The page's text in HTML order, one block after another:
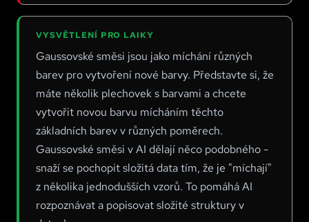
Grid computing–Grid Computing
Grok –Grok
VYSVĚTLENÍ PRO LAIKY
Gaussovské směsi jsou jako míchání různých
barev pro vytvoření nové barvy. Představte si, že
máte několik plechovek s barvami a chcete
vytvořit novou barvu mícháním těchto
základních barev v různých poměrech.
Gaussovské směsi v AI dělají něco podobného -
snaží se pochopit složitá data tím, že je "míchají"
z několika jednodušších vzorů. To pomáhá AI
rozpoznávat a popisovat složité struktury v